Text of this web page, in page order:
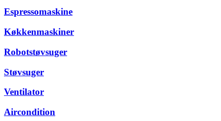
Espressomaskine
Køkkenmaskiner
Robotstøvsuger
Støvsuger
Ventilator
Aircondition